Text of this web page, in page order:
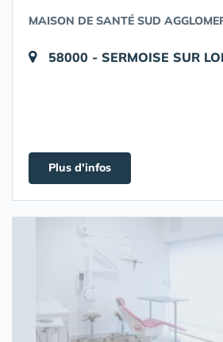
MAISON DE SANTÉ SUD
58000 - SERMOISE SUR
Plus d'infos